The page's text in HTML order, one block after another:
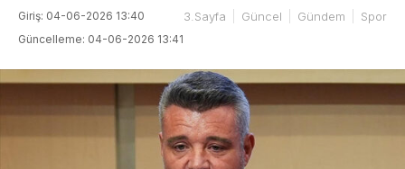
Giriş: 04-06-2026 13:40
Güncelleme: 04-06-2026 13:41
3.Sayfa Güncel Gündem Spor